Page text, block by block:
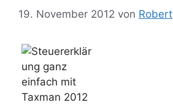
19. November 2012 von Robert